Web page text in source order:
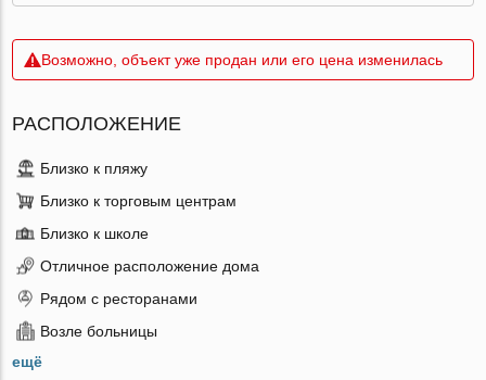
Возможно, объект уже продан или его цена изменилась
РАСПОЛОЖЕНИЕ
Близко к пляжу
Близко к торговым центрам
Близко к школе
Отличное расположение дома
Рядом с ресторанами
Возле больницы
ещё